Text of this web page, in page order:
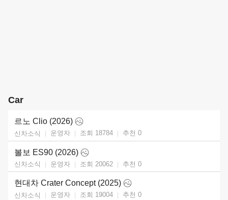
Car
르노 Clio (2026)
신차소식 운영자 조회 18784 추천 0
볼보 ES90 (2026)
신차소식 운영자 조회 20062 추천 0
현대차 Crater Concept (2025)
신차소식 운영자 조회 19004 추천 0